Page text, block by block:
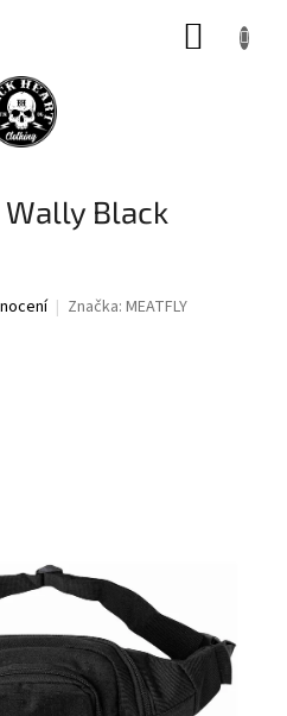
Black
Značka: MEATFLY